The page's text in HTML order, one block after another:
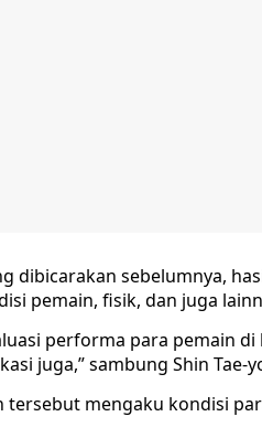
dibicarakan sebelumnya,
pemain, fisik, dan juga
performa para pemain
juga,” sambung Shin Tae-
tersebut mengaku kondisi